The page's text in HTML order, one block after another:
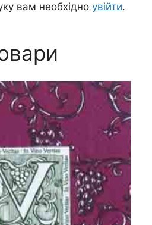
вам необхідно увійти.